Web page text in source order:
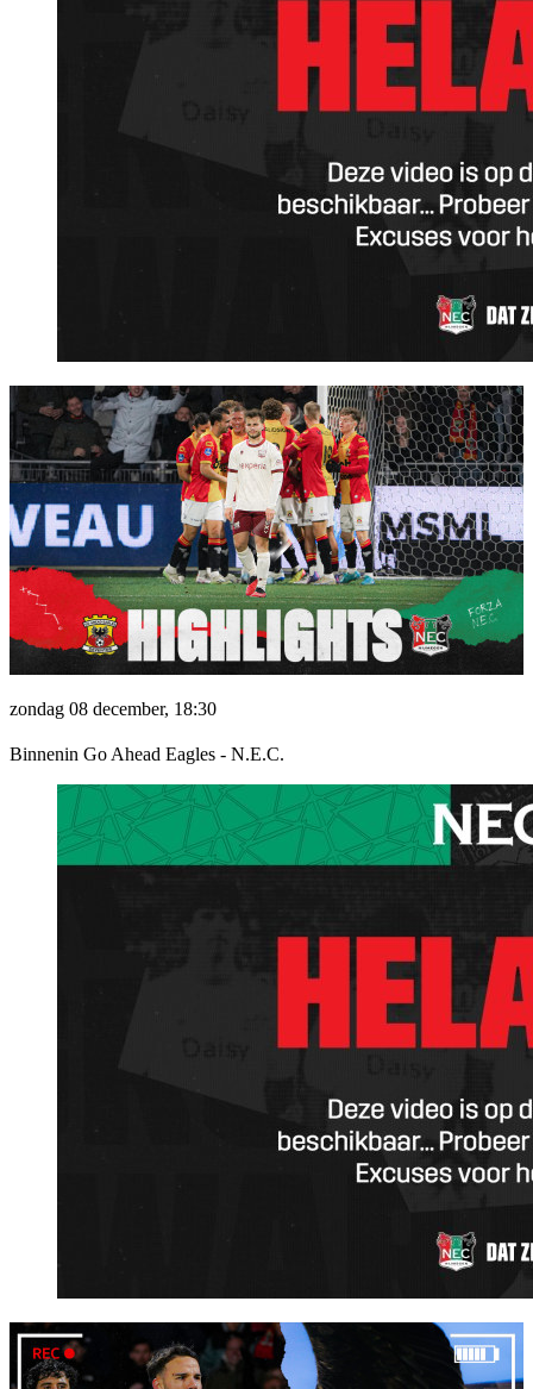
zondag 08 december, 18:30
Binnenin Go Ahead Eagles - N.E.C.